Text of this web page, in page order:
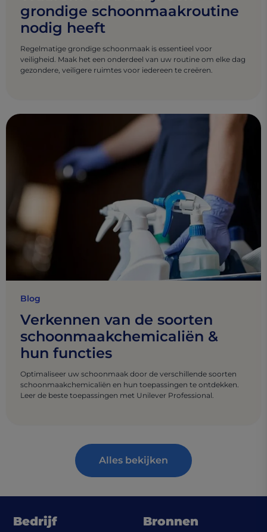
grondige schoonmaakroutine
nodig heeft
Regelmatige grondige schoonmaak is essentieel voor
veiligheid. Maak het een onderdeel van uw routine om elke dag
gezondere, veiligere ruimtes voor iedereen te creëren.
Blog
Verkennen van de soorten
schoonmaakchemicaliën &
hun functies
Optimaliseer uw schoonmaak door de verschillende soorten
schoonmaakchemicaliën en hun toepassingen te ontdekken.
Leer de beste toepassingen met Unilever Professional.
Alles bekijken
Bedrijf Bronnen